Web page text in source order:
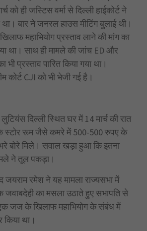
को ही जस्टिस वर्मा से दिल्ली हाईकोर्ट ने
था। बार ने जनरल हाउस मीटिंग बुलाई थी।
महाभियोग प्रस्ताव लाने की मांग का
था। साथ ही मामले की जांच ED और
भी प्रस्ताव पारित किया गया था।
कोर्ट CJI को भी भेजी गई है।
दिल्ली स्थित घर में 14 मार्च की रात
रूम जैसे कमरे में 500-500 रुपए के
बोरे मिले। सवाल खड़ा हुआ कि इतना
ने तूल पकड़ा।
जयराम रमेश ने यह मामला राज्यसभा में
जवाबदेही का मसला उठाते हुए सभापति से
एक जज के खिलाफ महाभियोग के संबंध में
किया था।